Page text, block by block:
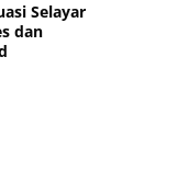
Selayar
dan